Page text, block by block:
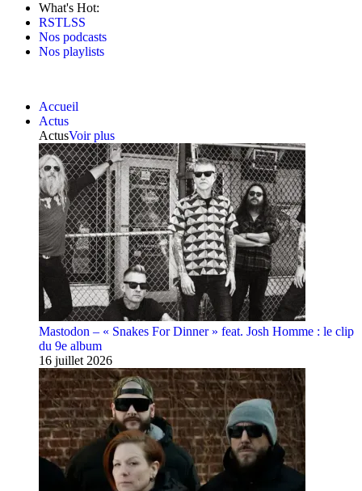
What's Hot:
RSTLSS
Nos podcasts
Nos playlists
Accueil
Actus
ActusVoir plus
Mastodon – « Snakes For Dinner » feat. Josh Homme : le clip
du 9e album
16 juillet 2026